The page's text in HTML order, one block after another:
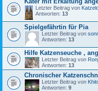
Letzter Beitrag von
Antworten: 13
Spielgefährtin für Pia
Letzter Beitrag von
Antworten: 13
Hilfe Katzenseuche ,
Letzter Beitrag von
Antworten: 13
Chronischer
Letzter Beitrag von
Antworten: 9